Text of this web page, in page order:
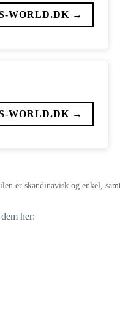
WORLD.DK →
WORLD.DK →
er skandinavisk og enkel,
her: